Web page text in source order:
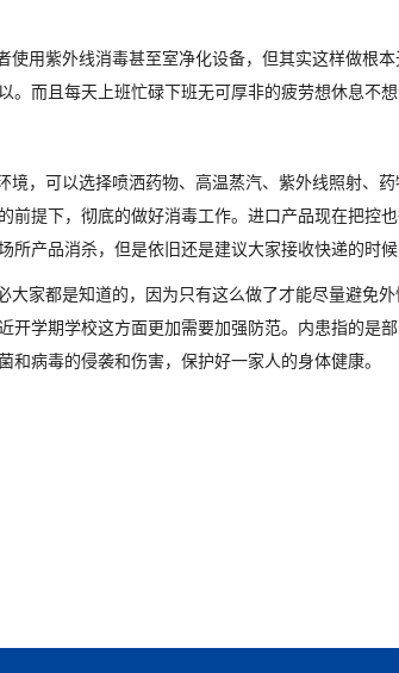
用紫外线消毒甚至室净化设备，但其实这样做根
。而且每天上班忙碌下班无可厚非的疲劳想休息不
，可以选择喷洒药物、高温蒸汽、紫外线照射、
前提下，彻底的做好消毒工作。进口产品现在把控
产品消杀，但是依旧还是建议大家接收快递的时候
家都是知道的，因为只有这么做了才能尽量避免
开学期学校这方面更加需要加强防范。内患指的是
病毒的侵袭和伤害，保护好一家人的身体健康。